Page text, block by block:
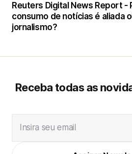
Reuters Digital News Report -
consumo de notícias é aliada
jornalismo?
Receba todas as
Insira seu email